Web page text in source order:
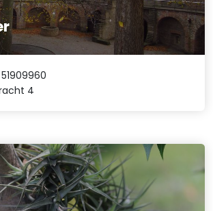
51909960
4